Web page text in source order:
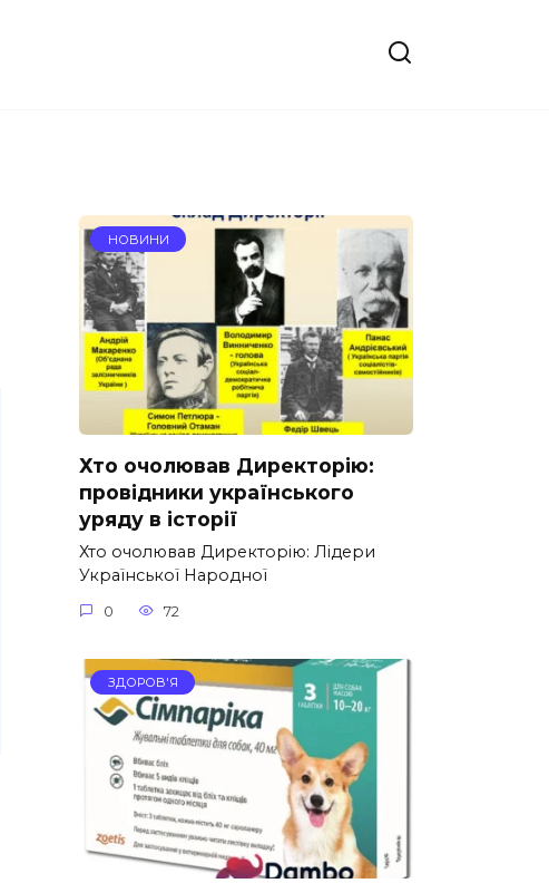
НОВИНИ
Хто очолював Директорію:
провідники українського
уряду в історії
Хто очолював Директорію: Лідери
Української Народної
0 72
ЗДОРОВ'Я